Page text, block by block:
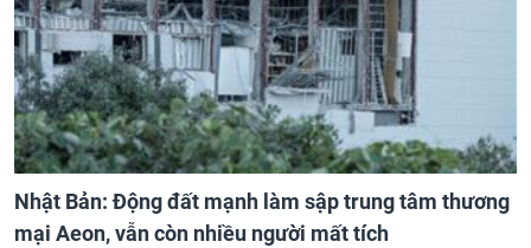
Nhật Bản: Động đất mạnh làm sập trung tâm thương
mại Aeon, vẫn còn nhiều người mất tích